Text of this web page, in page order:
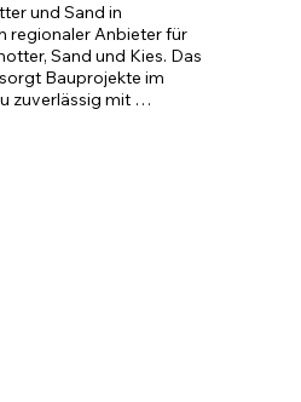
und Sand in
regionaler Anbieter für
Sand und Kies. Das
Bauprojekte im
zuverlässig mit